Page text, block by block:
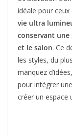
idéale pour
vie ultra
conservant
et le salon. Ce
les styles, du
manquez
pour intégrer
créer un espace